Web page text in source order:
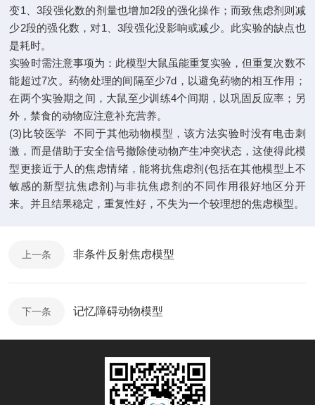
变1、3段强化数的剂量也增加2段的强化操作；而致焦虑剂则减
少2段的强化数，对1、3段强化没影响或减少。此实验的缺点也
是耗时。
实验时需注意事项为：此模型大鼠虽能重复实验，但重复次数不
能超过7次。药物处理的间隔至少7d，以避免药物的相互作用；
在两个实验期之间，大鼠至少训练4个间期，以巩固反应率；另
外，禁食的动物应注意补充营养。
(3)比较医学 不同于其他动物模型，该方法实验时没有电击刺
激，而是借助于安全信号撤除使动物产生冲突状态，这使得此模
型更接近于人的焦虑情绪，能将抗焦虑剂(包括在其他模型上不
敏感的新型抗焦虑剂)与非抗焦虑剂的不同作用很好地区分开
来。并且结果稳定，重复性好，不失为一个较理想的焦虑模型。
上一条 非条件反射焦虑模型
下一条 记忆障碍动物模型